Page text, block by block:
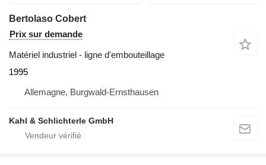
Bertolaso Cobert
Prix sur demande
Matériel industriel - ligne d'embouteillage
1995
Allemagne, Burgwald-Ernsthausen
Kahl & Schlichterle GmbH